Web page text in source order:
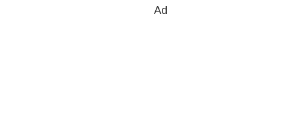
Ad